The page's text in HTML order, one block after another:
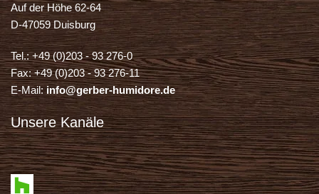
Auf der Höhe 62-64
D-47059 Duisburg
Tel.: +49 (0)203 - 93 276-0
Fax: +49 (0)203 - 93 276-11
E-Mail: info@gerber-humidore.de
Unsere Kanäle